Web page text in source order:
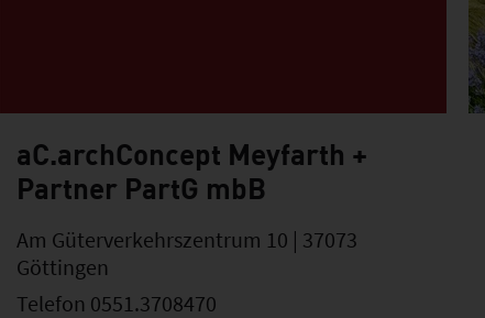
aC.archConcept Meyfarth +
Partner PartG mbB
Am Güterverkehrszentrum 10 | 37073
Göttingen
Telefon 0551.3708470